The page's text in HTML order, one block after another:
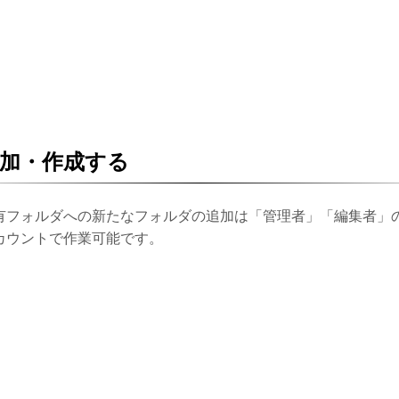
・作成する
フォルダへの新たなフォルダの追加は「管理者」「編集者」
ウントで作業可能です。